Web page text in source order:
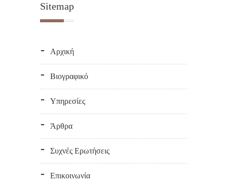
Sitemap
Αρχική
Βιογραφικό
Υπηρεσίες
Άρθρα
Συχνές Ερωτήσεις
Επικοινωνία